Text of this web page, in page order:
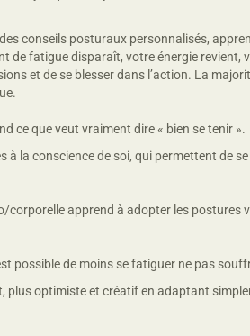
conseils posturaux personnalisés,
de fatigue disparaît, votre énergie
et de se blesser dans l’action. La
ce que veut vraiment dire « bien se tenir ».
à la conscience de soi, qui permettent de
corporelle apprend à adopter les
possible de moins se fatiguer ne pas
plus optimiste et créatif en adaptant